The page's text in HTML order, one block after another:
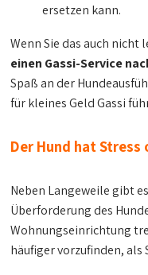
ersetzen kann.
Wenn Sie das auch
einen Gassi-Service
Spaß an der
für kleines Geld Gassi
Der Hund hat
Neben Langeweile gibt
Überforderung des
Wohnungseinrichtung
häufiger vorzufinden, als